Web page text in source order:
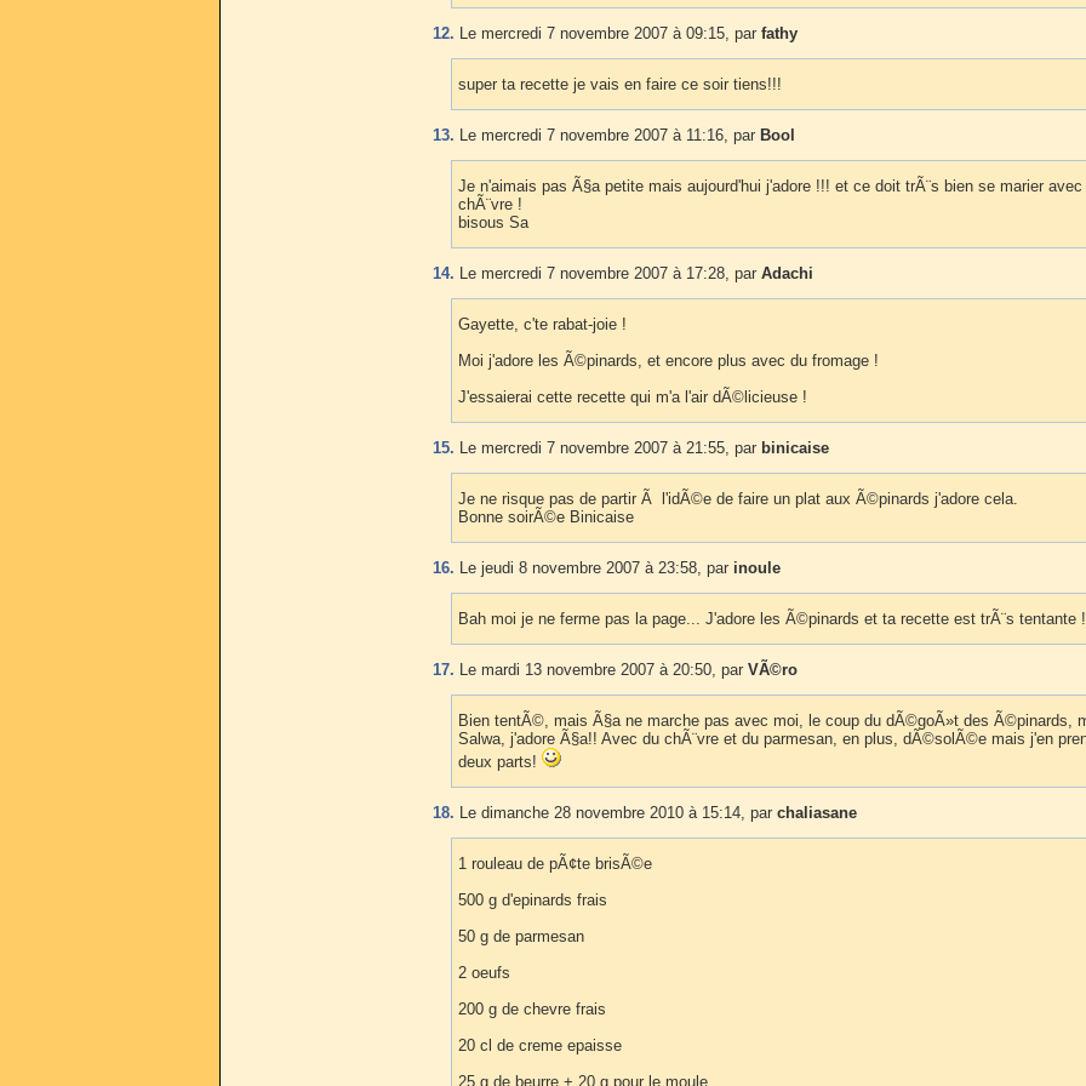
12. Le mercredi 7 novembre 2007 à 09:15, par fathy
super ta recette je vais en faire ce soir tiens!!!
13. Le mercredi 7 novembre 2007 à 11:16, par Bool
Je n'aimais pas Ã§a petite mais aujourd'hui j'adore !!! et ce doit trÃ¨s bien se marier avec
chÃ¨vre !
bisous Sa
14. Le mercredi 7 novembre 2007 à 17:28, par Adachi
Gayette, c'te rabat-joie !
Moi j'adore les Ã©pinards, et encore plus avec du fromage !
J'essaierai cette recette qui m'a l'air dÃ©licieuse !
15. Le mercredi 7 novembre 2007 à 21:55, par binicaise
Je ne risque pas de partir Ã l'idÃ©e de faire un plat aux Ã©pinards j'adore cela.
Bonne soirÃ©e Binicaise
16. Le jeudi 8 novembre 2007 à 23:58, par inoule
Bah moi je ne ferme pas la page... J'adore les Ã©pinards et ta recette est trÃ¨s tentante !
17. Le mardi 13 novembre 2007 à 20:50, par VÃ©ro
Bien tentÃ©, mais Ã§a ne marche pas avec moi, le coup du dÃ©goÃ»t des Ã©pinards,
Salwa, j'adore Ã§a!! Avec du chÃ¨vre et du parmesan, en plus, dÃ©solÃ©e mais j'en
deux parts!
18. Le dimanche 28 novembre 2010 à 15:14, par chaliasane
1 rouleau de pÃ¢te brisÃ©e
500 g d'epinards frais
50 g de parmesan
2 oeufs
200 g de chevre frais
20 cl de creme epaisse
25 g de beurre + 20 g pour le moule